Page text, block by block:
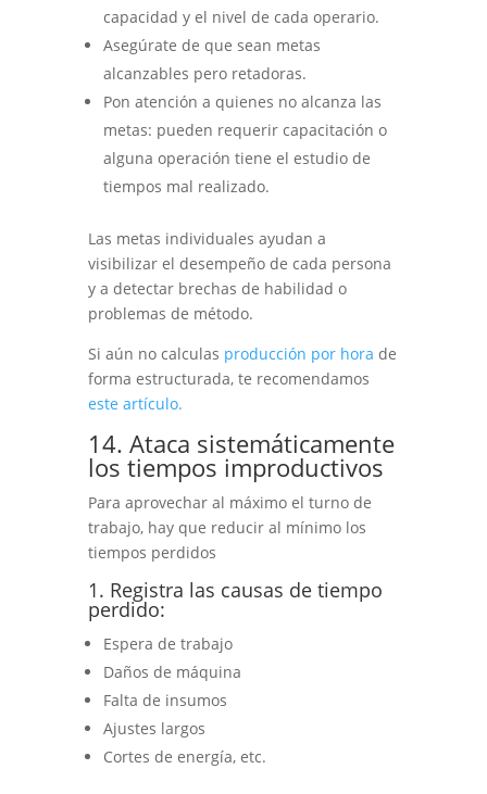
capacidad y el nivel de cada operario.
Asegúrate de que sean metas
alcanzables pero retadoras.
Pon atención a quienes no alcanza las
metas: pueden requerir capacitación o
alguna operación tiene el estudio de
tiempos mal realizado.
Las metas individuales ayudan a
visibilizar el desempeño de cada persona
y a detectar brechas de habilidad o
problemas de método.
Si aún no calculas producción por hora de
forma estructurada, te recomendamos
este artículo.
14. Ataca sistemáticamente
los tiempos improductivos
Para aprovechar al máximo el turno de
trabajo, hay que reducir al mínimo los
tiempos perdidos
1. Registra las causas de tiempo
perdido:
Espera de trabajo
Daños de máquina
Falta de insumos
Ajustes largos
Cortes de energía, etc.